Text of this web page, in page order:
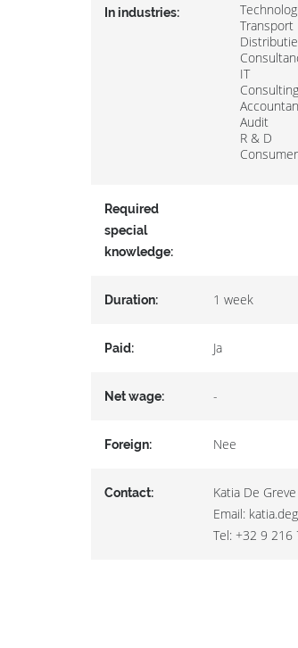
In industries:
Transport
Distributie
IT
Consulting
Audit
R & D
Required
special
knowledge:
Duration: 1 week
Paid: Ja
Net wage: -
Foreign: Nee
Contact:
Katia De
Email:
Tel: +32 9 216